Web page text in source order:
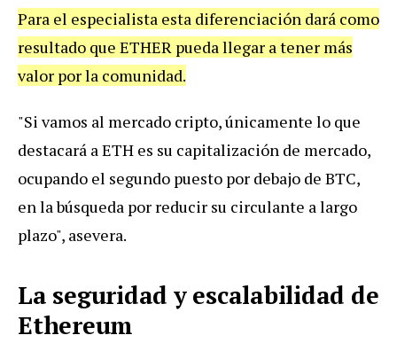
Para el especialista esta diferenciación dará como
resultado que ETHER pueda llegar a tener más
valor por la comunidad.
"Si vamos al mercado cripto, únicamente lo que
destacará a ETH es su capitalización de mercado,
ocupando el segundo puesto por debajo de BTC,
en la búsqueda por reducir su circulante a largo
plazo", asevera.
La seguridad y escalabilidad de
Ethereum